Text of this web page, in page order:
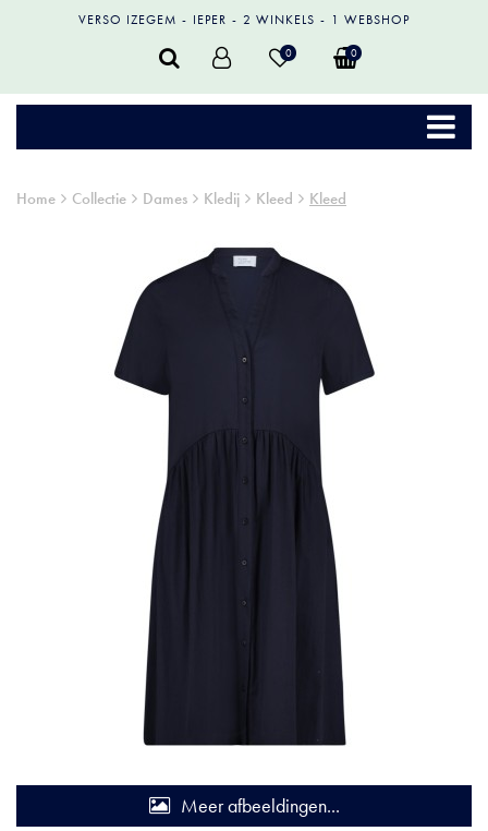
VERSO IZEGEM IEPER 2 WINKELS 1 WEBSHOP
0 0
Home Collectie Dames Kledij Kleed Kleed
Meer afbeeldingen...